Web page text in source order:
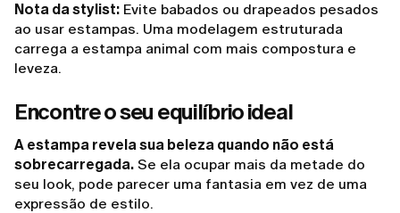
Nota da stylist: Evite babados ou drapeados pesados
ao usar estampas. Uma modelagem estruturada
carrega a estampa animal com mais compostura e
leveza.
Encontre o seu equilíbrio ideal
A estampa revela sua beleza quando não está
sobrecarregada. Se ela ocupar mais da metade do
seu look, pode parecer uma fantasia em vez de uma
expressão de estilo.